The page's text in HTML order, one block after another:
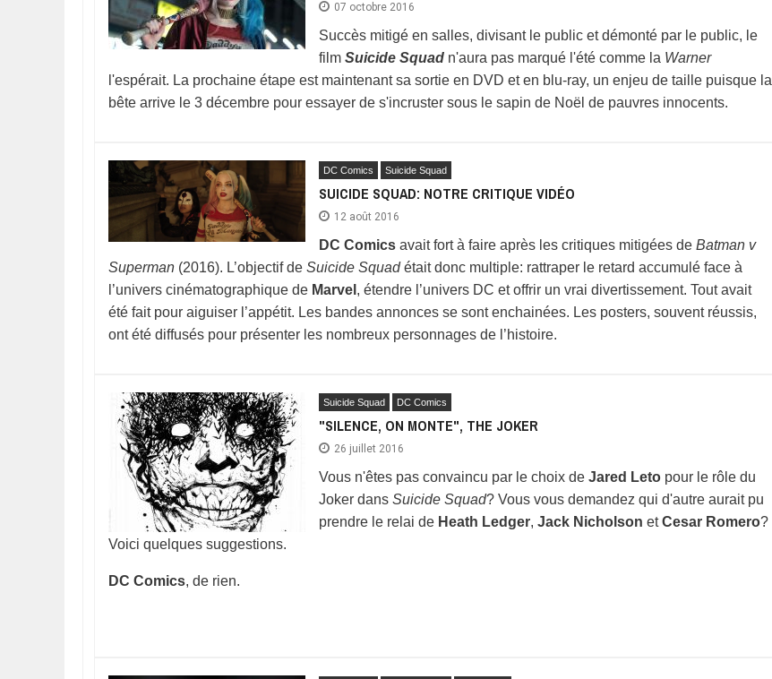
07 octobre 2016
Succès mitigé en salles, divisant le public et démonté par le public, le
film Suicide Squad n'aura pas marqué l'été comme la Warner
l'espérait. La prochaine étape est maintenant sa sortie en DVD et en blu-ray, un enjeu de taille puisque la
bête arrive le 3 décembre pour essayer de s'incruster sous le sapin de Noël de pauvres innocents.
DC Comics Suicide Squad
SUICIDE SQUAD: NOTRE CRITIQUE VIDÉO
12 août 2016
DC Comics avait fort à faire après les critiques mitigées de Batman v
Superman (2016). L’objectif de Suicide Squadétait donc multiple: rattraper le retard accumulé face à
l’univers cinématographique de Marvel , étendre l’univers DC et offrir un vrai divertissement. Tout avait
été fait pour aiguiser l’appétit. Les bandes annonces se sont enchainées. Les posters, souvent réussis,
ont été diffusés pour présenter les nombreux personnages de l’histoire.
Suicide Squad DC Comics
"SILENCE, ON MONTE", THE JOKER
26 juillet 2016
Vous n'êtes pas convaincu par le choix de Jared Leto pour le rôle du
Joker dans Suicide Squad? Vous vous demandez qui d'autre aurait pu
prendre le relai de Heath Ledger, Jack Nicholson etCesar Romero?
Voici quelques suggestions.
DC Comics, de rien.